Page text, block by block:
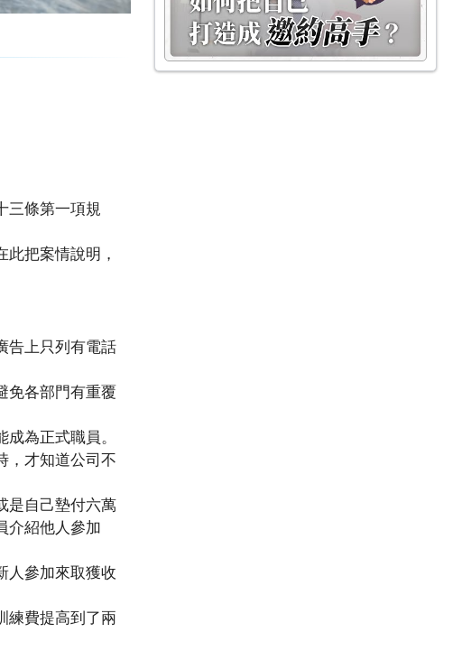
三條第一項規
把案情說明，
告上只列有電話
免各部門有重覆
為正式職員。
，才知道公司不
是自己墊付六萬
介紹他人參加
人參加來取獲收
練費提高到了兩